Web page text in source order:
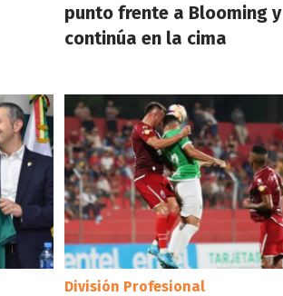
punto frente a Blooming y
continúa en la cima
División Profesional